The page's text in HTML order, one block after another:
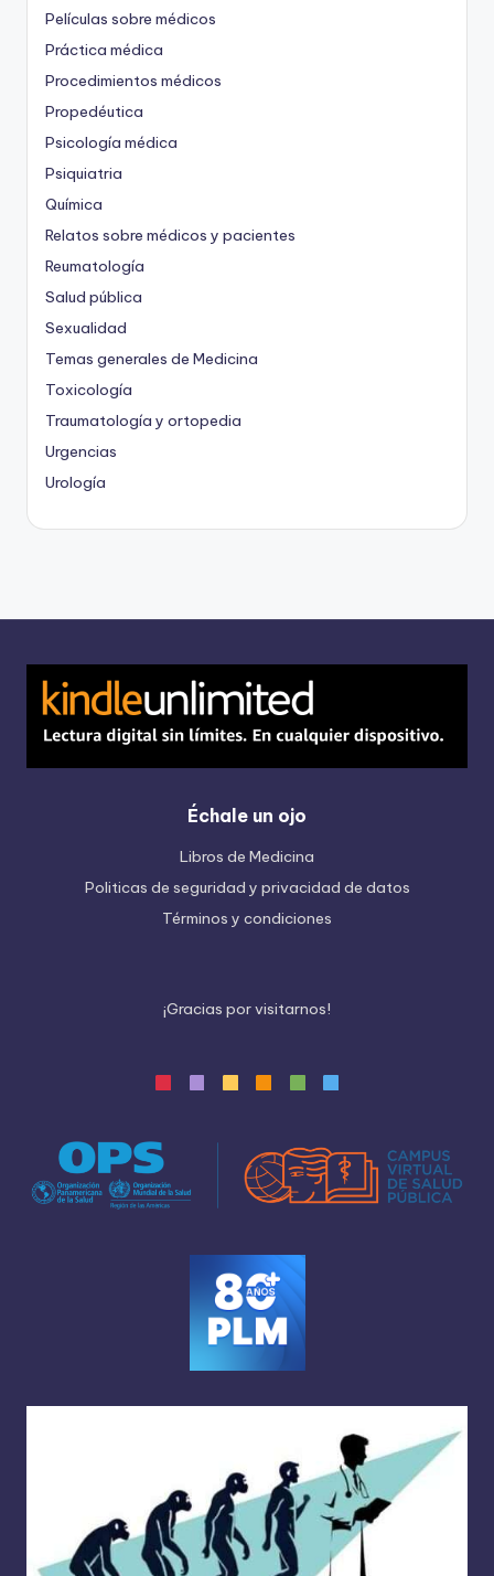
Películas sobre médicos
Práctica médica
Procedimientos médicos
Propedéutica
Psicología médica
Psiquiatria
Química
Relatos sobre médicos y pacientes
Reumatología
Salud pública
Sexualidad
Temas generales de Medicina
Toxicología
Traumatología y ortopedia
Urgencias
Urología
Échale un ojo
Libros de Medicina
Politicas de seguridad y privacidad de datos
Términos y condiciones
¡Gracias porvisitarnos!